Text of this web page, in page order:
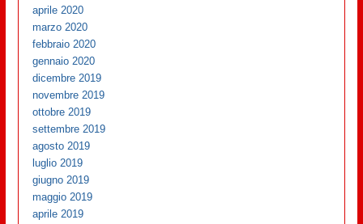
aprile 2020
marzo 2020
febbraio 2020
gennaio 2020
dicembre 2019
novembre 2019
ottobre 2019
settembre 2019
agosto 2019
luglio 2019
giugno 2019
maggio 2019
aprile 2019